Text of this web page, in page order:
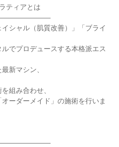
ティアとは
イシャル（肌質改善）」「ブライ
でプロデュースする本格派エス
新マシン、
組み合わせ、
ーダーメイド」の施術を行いま